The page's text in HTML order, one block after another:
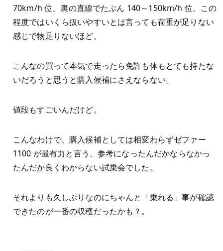
70km/h 位、裏の直線でたぶん 140～150km/h 位、この
程度ではいくら扱いやすいとは言っても荷重が足りない
感じで物足りないほど。
こんなの買って本気で走ったら免許も体もとても持たな
いだろうと思うと購入候補にさえならない。
値段もすごいんだけど。
こんなわけで、購入候補としては相変わらずゼファー
1100 が最有力と言う、参考になったんだかならなかっ
たんだか良くわからない試乗会でした。
それよりも久しぶりなのにちゃんと「乗れる」事が確認
できたのが一番の収穫だったかも？。